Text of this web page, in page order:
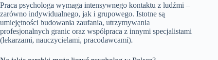
Praca psychologa wymaga intensywnego kontaktu z ludźmi –
zarówno indywidualnego, jak i grupowego. Istotne są
umiejętności budowania zaufania, utrzymywania
profesjonalnych granic oraz współpraca z innymi specjalistami
(lekarzami, nauczycielami, pracodawcami).